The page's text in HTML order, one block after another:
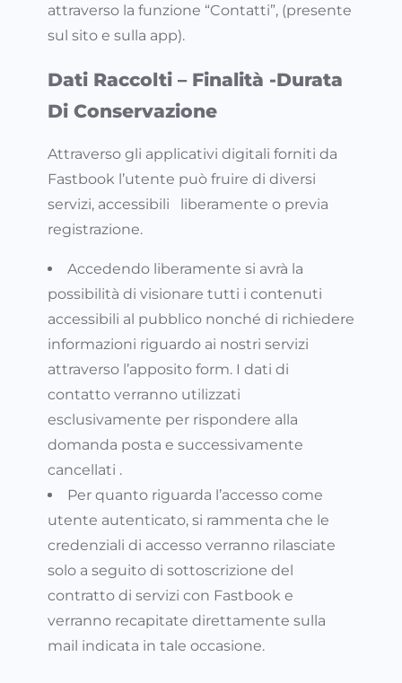
attraverso la funzione “Contatti”, (presente
sul sito e sulla app).
Dati Raccolti – Finalità -Durata
Di Conservazione
Attraverso gli applicativi digitali forniti da
Fastbook l’utente può fruire di diversi
servizi, accessibili liberamente o previa
registrazione.
Accedendo liberamente si avrà la
possibilità di visionare tutti i contenuti
accessibili al pubblico nonché di richiedere
informazioni riguardo ai nostri servizi
attraverso l’apposito form. I dati di
contatto verranno utilizzati
esclusivamente per rispondere alla
domanda posta e successivamente
cancellati .
Per quanto riguarda l’accesso come
utente autenticato, si rammenta che le
credenziali di accesso verranno rilasciate
solo a seguito di sottoscrizione del
contratto di servizi con Fastbook e
verranno recapitate direttamente sulla
mail indicata in tale occasione.